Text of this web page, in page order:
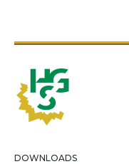
DOWNLOADS